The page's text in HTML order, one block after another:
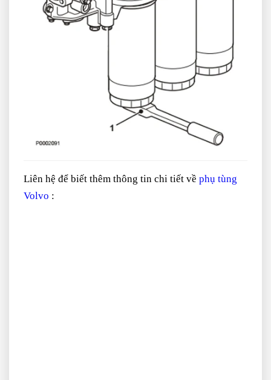
Liên hệ để biết thêm thông tin chi tiết về phụ tùng
Volvo :